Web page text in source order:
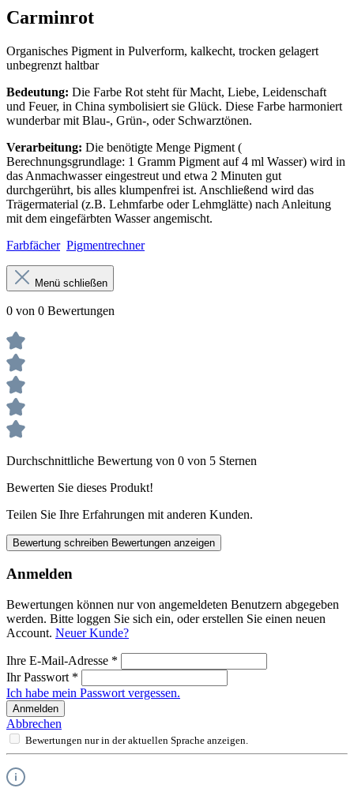
Carminrot
Organisches Pigment in Pulverform, kalkecht, trocken gelagert
unbegrenzt haltbar
Bedeutung: Die Farbe Rot steht für Macht, Liebe, Leidenschaft
und Feuer, in China symbolisiert sie Glück. Diese Farbe harmoniert
wunderbar mit Blau-, Grün-, oder Schwarztönen.
Verarbeitung: Die benötigte Menge Pigment (
Berechnungsgrundlage: 1 Gramm Pigment auf 4 ml Wasser) wird in
das Anmachwasser eingestreut und etwa 2 Minuten gut
durchgerührt, bis alles klumpenfrei ist. Anschließend wird das
Trägermaterial (z.B. Lehmfarbe oder Lehmglätte) nach Anleitung
mit dem eingefärbten Wasser angemischt.
Farbfächer Pigmentrechner
Menü schließen
0 von 0 Bewertungen
Durchschnittliche Bewertung von 0 von 5 Sternen
Bewerten Sie dieses Produkt!
Teilen Sie Ihre Erfahrungen mit anderen Kunden.
Bewertung schreiben Bewertungen anzeigen
Anmelden
Bewertungen können nur von angemeldeten Benutzern abgegeben
werden. Bitte loggen Sie sich ein, oder erstellen Sie einen neuen
Account. Neuer Kunde?
Ihre E-Mail-Adresse *
Ihr Passwort *
Ich habe mein Passwort vergessen.
Anmelden
Abbrechen
Bewertungen nur in der aktuellen Sprache anzeigen.